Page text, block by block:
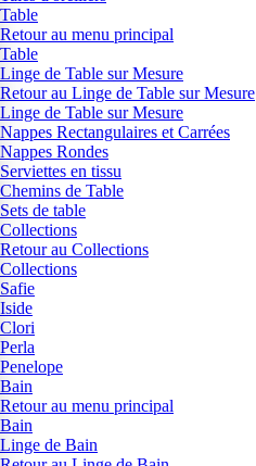
Table
Retour au menu principal
Table
Linge de Table sur Mesure
Retour au Linge de Table sur Mesure
Linge de Table sur Mesure
Nappes Rectangulaires et Carrées
Nappes Rondes
Serviettes en tissu
Chemins de Table
Sets de table
Collections
Retour au Collections
Collections
Safie
Iside
Clori
Perla
Penelope
Bain
Retour au menu principal
Bain
Linge de Bain